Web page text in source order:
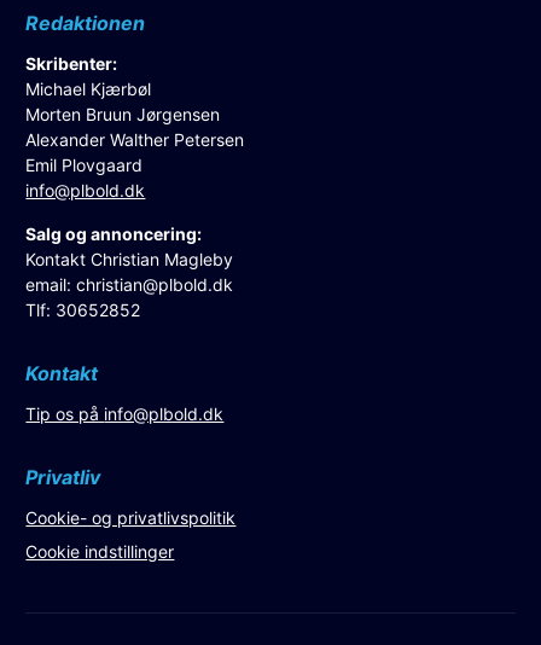
Redaktionen
Skribenter:
Michael Kjærbøl
Morten Bruun Jørgensen
Alexander Walther Petersen
Emil Plovgaard
info@plbold.dk
Salg og annoncering:
Kontakt Christian Magleby
email:christian@plbold.dk
Tlf: 30652852
Kontakt
Tip os på info@plbold.dk
Privatliv
Cookie- og privatlivspolitik
Cookie indstillinger